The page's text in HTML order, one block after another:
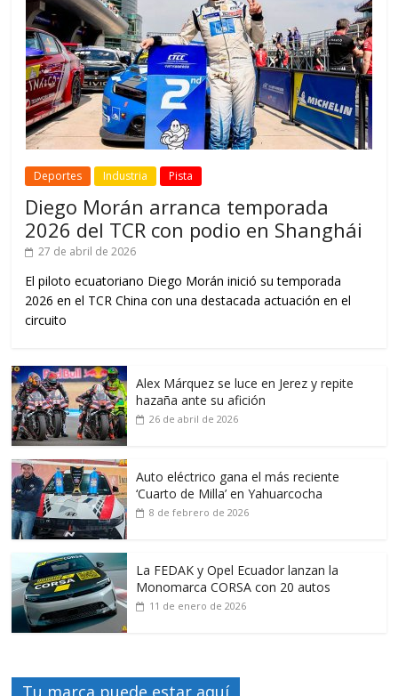
Deportes Industria Pista
Diego Morán arranca temporada
2026 del TCR con podio en Shanghái
27 de abril de 2026
El piloto ecuatoriano Diego Morán inició su temporada
2026 en el TCR China con una destacada actuación en el
circuito
Alex Márquez se luce en Jerez y repite
hazaña ante su afición
26 de abril de 2026
Auto eléctrico gana el más reciente
‘Cuarto de Milla’ en Yahuarcocha
8 de febrero de 2026
La FEDAK y Opel Ecuador lanzan la
Monomarca CORSA con 20 autos
11 de enero de 2026